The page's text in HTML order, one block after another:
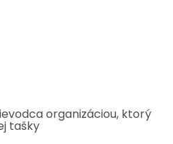
organizáciou, ktorý
tašky